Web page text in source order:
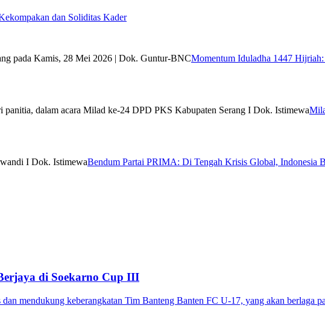
dan Soliditas Kader
Momentum Iduladha 1447
Bendum Partai PRIMA: Di Tengah Krisis Global, Indonesia
di Soekarno Cup III
mendukung keberangkatan Tim Banteng Banten FC U-17, yang akan berlaga